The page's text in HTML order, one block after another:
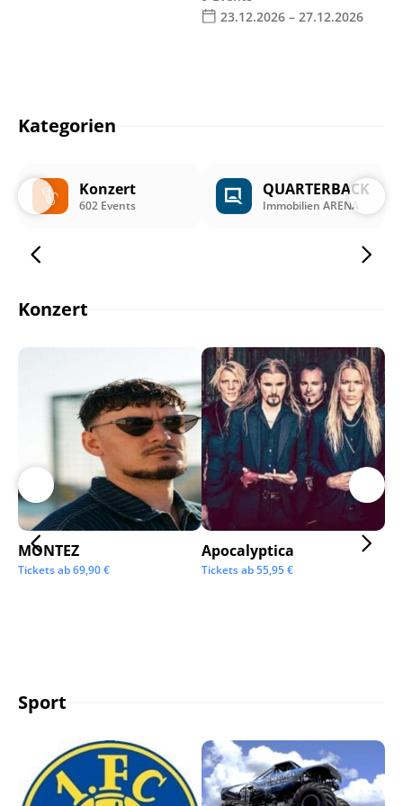
23.12.2026 – 27.12.2026
Kategorien
Konzert
602 Events
QUARTERBACK
Immobilien ARENA
Konzert
MONTEZ
Tickets ab69,90€
Apocalyptica
Tickets ab55,95€
Sport